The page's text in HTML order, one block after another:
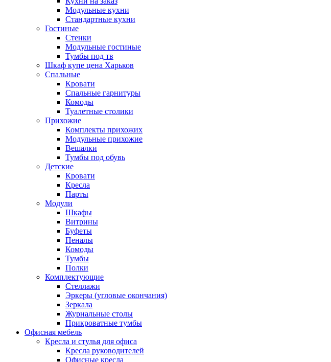
Модульные кухни
Стандартные кухни
Гостиные
Стенки
Модульные гостиные
Тумбы под тв
Шкаф купе цена Харьков
Спальные
Кровати
Спальные гарнитуры
Комоды
Туалетные столики
Прихожие
Комплекты прихожих
Модульные прихожие
Вешалки
Тумбы под обувь
Детские
Кровати
Кресла
Парты
Модули
Шкафы
Витрины
Буфеты
Пеналы
Комоды
Тумбы
Полки
Комплектующие
Стеллажи
Эркеры (угловые окончания)
Зеркала
Журнальные столы
Прикроватные тумбы
Офисная мебель
Кресла и стулья для офиса
Кресла руководителей
Офисные кресла